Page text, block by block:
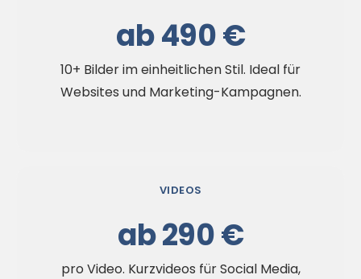
ab 490 €
10+ Bilder im einheitlichen Stil. Ideal für
Websites und Marketing-Kampagnen.
VIDEOS
ab 290 €
pro Video. Kurzvideos für Social Media,